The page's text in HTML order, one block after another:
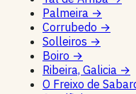
Palmeira →
Corrubedo →
Solleiros →
Boiro →
Ribeira, Galicia →
O Freixo de